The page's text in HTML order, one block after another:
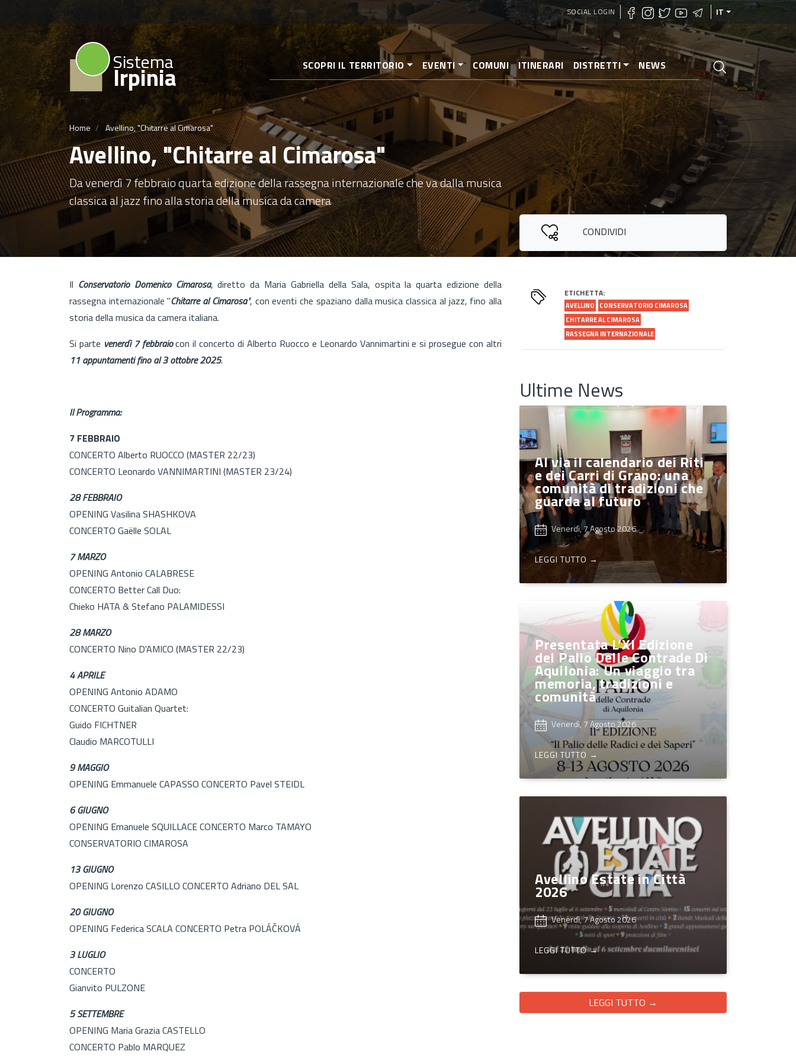
Salta
al
contenuto
principale
SOCIAL LOGIN IT
Sistema
Irpinia SCOPRI IL TERRITORIO EVENTI COMUNI ITINERARI DISTRETTI NEWS
Home Avellino, "Chitarre al Cimarosa"
Avellino, "Chitarre al Cimarosa"
Da venerdì 7 febbraio quarta edizione della rassegna internazionale che va dalla musica
classica al jazz fino alla storia della musica da camera
Il Conservatorio Domenico Cimarosa, diretto da Maria Gabriella della Sala, ospita la quarta edizione della
rassegna internazionale "Chitarre al Cimarosa", con eventi che spaziano dalla musica classica al jazz, fino alla
storia della musica da camera italiana.
Si parte venerdì 7 febbraiocon il concerto di Alberto Ruocco e Leonardo Vannimartini e si prosegue con altri
11 appuntamenti fino al 3 ottobre 2025.
Il Programma:
7 FEBBRAIO
CONCERTO Alberto RUOCCO (MASTER 22/23)
CONCERTO Leonardo VANNIMARTINI (MASTER 23/24)
28 FEBBRAIO
OPENING Vasilina SHASHKOVA
CONCERTO Gaëlle SOLAL
7 MARZO
OPENING Antonio CALABRESE
CONCERTO Better Call Duo:
Chieko HATA & Stefano PALAMIDESSI
28 MARZO
CONCERTO Nino D'AMICO (MASTER 22/23)
4 APRILE
OPENING Antonio ADAMO
CONCERTO Guitalian Quartet:
Guido FICHTNER
Claudio MARCOTULLI
9 MAGGIO
OPENING Emmanuele CAPASSO CONCERTO Pavel STEIDL
6 GIUGNO
OPENING Emanuele SQUILLACE CONCERTO Marco TAMAYO
CONSERVATORIO CIMAROSA
13 GIUGNO
OPENING Lorenzo CASILLO CONCERTO Adriano DEL SAL
20 GIUGNO
OPENING Federica SCALA CONCERTO Petra POLÁČKOVÁ
3 LUGLIO
CONCERTO
Gianvito PULZONE
5 SETTEMBRE
OPENING Maria Grazia CASTELLO
CONCERTO Pablo MARQUEZ
CONDIVIDI
ETICHETTA:
AVELLINO
CONSERVATORIO CIMAROSA
CHITARRE AL CIMAROSA
RASSEGNA INTERNAZIONALE
Ultime News
Al via il calendario dei Riti
e dei Carri di Grano: una
comunità di tradizioni che
guarda al futuro
Venerdì, 7 Agosto 2026
LEGGI TUTTO →
Presentata L’XI Edizione
del Palio Delle Contrade Di
Aquilonia: Un viaggio tra
memoria, tradizioni e
comunità
Venerdì, 7 Agosto 2026
LEGGI TUTTO →
Avellino Estate in Città
2026
Venerdì, 7 Agosto 2026
LEGGI TUTTO →
LEGGI TUTTO →